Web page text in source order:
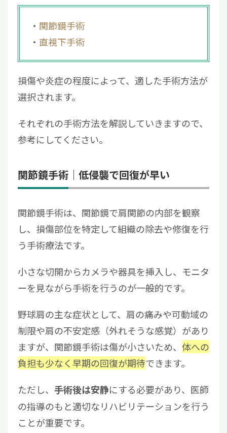
6野球肩からの早期回復を目指すなら再生医療
をご検討ください
関節鏡手術
直視下手術
損傷や炎症の程度によって、適した手術方法が
選択されます。
それぞれの手術方法を解説していきますので、
参考にしてください。
関節鏡手術｜低侵襲で回復が早い
関節鏡手術は、関節鏡で肩関節の内部を観察
し、損傷部位を特定して組織の除去や修復を行
う手術療法です。
小さな切開からカメラや器具を挿入し、モニタ
ーを見ながら手術を行うのが一般的です。
野球肩の主な症状として、肩の痛みや可動域の
制限や肩の不安定感（外れそうな感覚）があり
ますが、関節鏡手術は傷が小さいため、 体への
負担も少なく早期の回復が期待できます。
ただし、 手術後は安静にする必要があり、医師
の指導のもと適切なリハビリテーションを行う
ことが重要です。